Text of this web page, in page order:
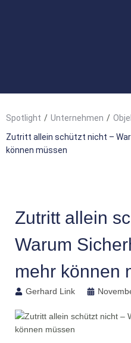
Spotlight / Unternehmen /
Zutritt allein schützt nicht –
können müssen
Zutritt allein
Warum
mehr können
Gerhard Link